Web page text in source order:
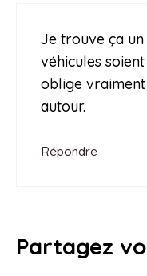
Je trouve ça
véhicules
oblige
autour.
Répondre
Partagez